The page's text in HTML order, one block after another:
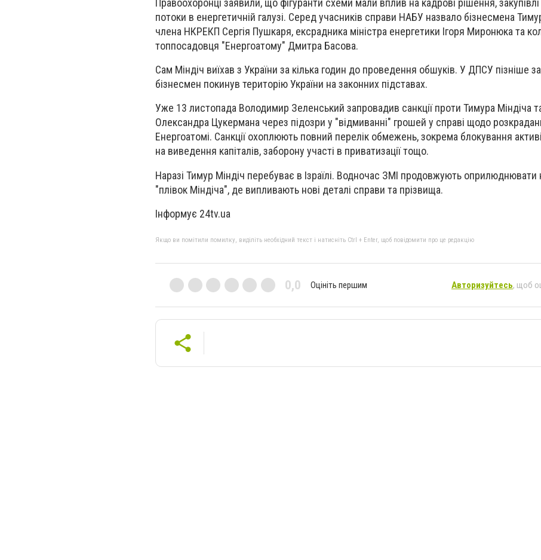
Правоохоронці заявили, що фігуранти схеми мали вплив на кадрові рішення, закупівлі
потоки в енергетичній галузі. Серед учасників справи НАБУ назвало бізнесмена
члена НКРЕКП Сергія Пушкаря, ексрадника міністра енергетики Ігоря Миронюка та
топпосадовця "Енергоатому" Дмитра Басова.
Сам Міндіч виїхав з України за кілька годин до проведення обшуків. У ДПСУ пізніше
бізнесмен покинув територію України на законних підставах.
Уже 13 листопада Володимир Зеленський запровадив санкції проти Тимура Міндіча
Олександра Цукермана через підозри у "відмиванні" грошей у справі щодо
Енергоатомі. Санкції охоплюють повний перелік обмежень, зокрема блокування
на виведення капіталів, заборону участі в приватизації тощо.
Наразі Тимур Міндіч перебуває в Ізраїлі. Водночас ЗМІ продовжують оприлюднювати
"плівок Міндіча", де випливають нові деталі справи та прізвища.
Інформує 24tv.ua
Якщо ви помітили помилку, виділіть необхідний текст і натисніть Ctrl + Enter, щоб повідомити про це редакцію
0,0 Оцініть першим Авторизуйтесь, щоб